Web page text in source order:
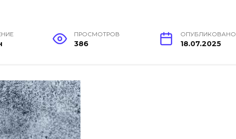
ПРОСМОТРОВ
386
ОПУБЛИКОВАНО
18.07.2025